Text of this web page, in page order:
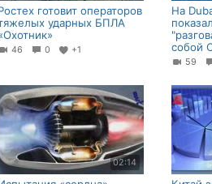
готовит операторов
ударных БПЛА
46 0 +1
На
собой
59
02:14